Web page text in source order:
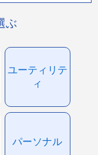
ぶ
ユーティリテ
ィ
パーソナル